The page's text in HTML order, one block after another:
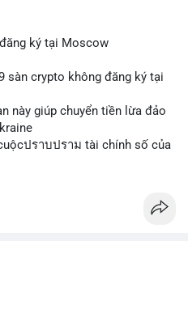
ký tại Moscow
sàn crypto không đăng ký tại
này giúp chuyển tiền lừa đảo
ปราบปราม tài chính số của